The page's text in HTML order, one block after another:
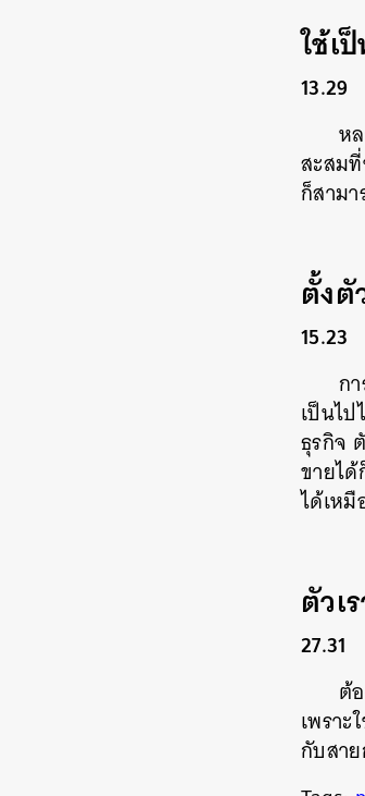
ใช้เ
13.29
ห
สะสม
ก็สาม
ตั้งตั
15.23
ก
เป็นไ
ธุรกิจ
ขายไ
ได้เห
ตัวเ
27.31
ต้
เพรา
กับสา